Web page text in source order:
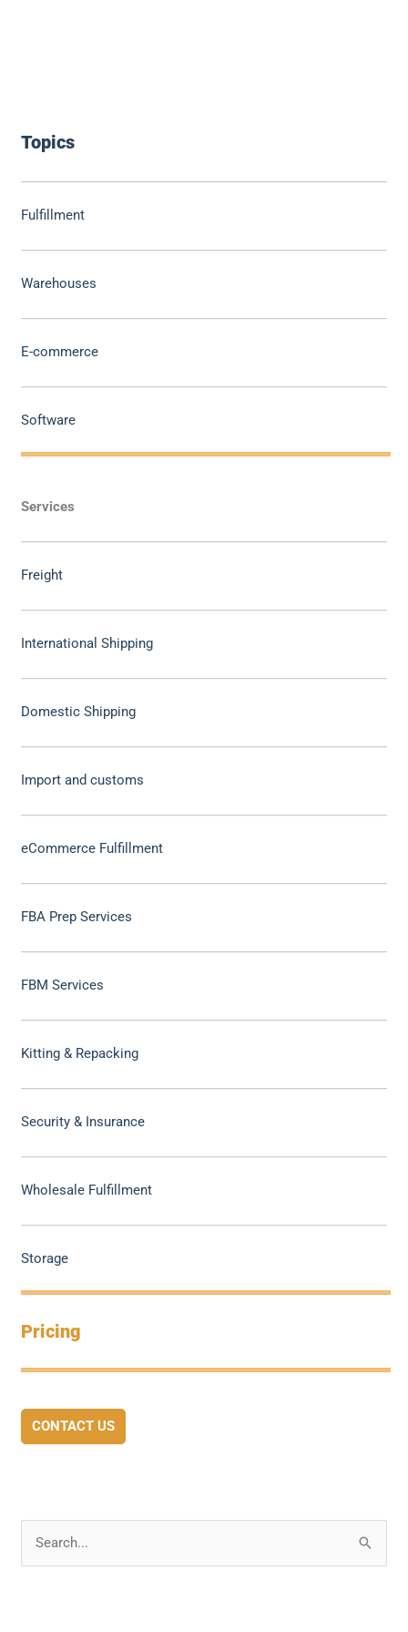
Topics
Fulfillment
Warehouses
E-commerce
Software
Services
Freight
International Shipping
Domestic Shipping
Import and customs
eCommerce Fulfillment
FBA Prep Services
FBM Services
Kitting & Repacking
Security & Insurance
Wholesale Fulfillment
Storage
Pricing
CONTACT US